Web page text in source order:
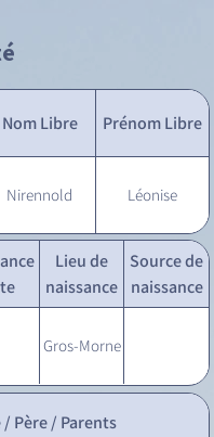
Nom Libre Prénom Libre
Nirennold Léonise
Lieu de
naissance
Source de
naissance
Gros-Morne
/ Père / Parents